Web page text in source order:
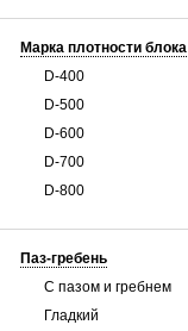
Марка плотности блока
D-400
D-500
D-600
D-700
D-800
Паз-гребень
С пазом и гребнем
Гладкий